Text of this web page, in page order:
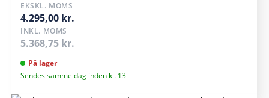
EKSKL. MOMS
4.295,00 kr.
INKL. MOMS
5.368,75 kr.
På lager
Sendes samme dag inden kl. 13